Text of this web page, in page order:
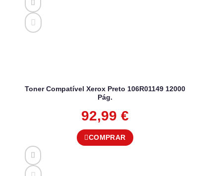
Toner Compatível Xerox Preto 106R01149 12000
Pág.
92,99 €
COMPRAR